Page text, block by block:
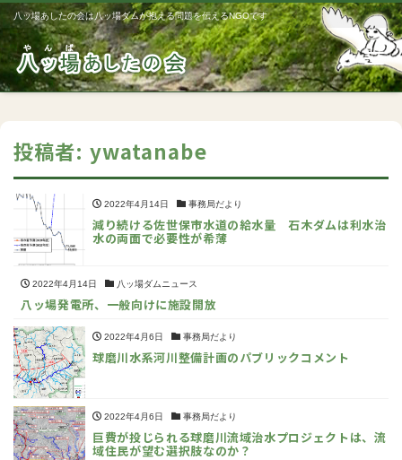
八ッ場あしたの会は八ッ場ダムが抱える問題を伝えるNGOです
投稿者: ywatanabe
2022年4月14日 事務局だより
減り続ける佐世保市水道の給水量 石木ダムは利水治
水の両面で必要性が希薄
2022年4月14日 八ッ場ダムニュース
八ッ場発電所、一般向けに施設開放
2022年4月6日 事務局だより
球磨川水系河川整備計画のパブリックコメント
2022年4月6日 事務局だより
巨費が投じられる球磨川流域治水プロジェクトは、流
域住民が望む選択肢なのか？